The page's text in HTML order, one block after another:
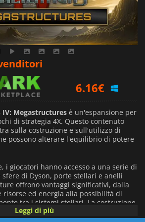
6.16€
6.39€
Megastructures è un'espansione per
di strategia 4X. Questo contenuto
sulla costruzione e sull'utilizzo di
possono alterare l'equilibrio di potere
i giocatori hanno accesso a una serie di
di Dyson, porte stellari e anelli
offrono vantaggi significativi, dalla
ed energia alla possibilità di
tra i sistemi stellari. La costruzione
richiede risorse considerevoli e
Leggi di più